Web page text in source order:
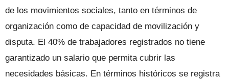
de los movimientos sociales, tanto en términos de
organización como de capacidad de movilización y
disputa. El 40% de trabajadores registrados no tiene
garantizado un salario que permita cubrir las
necesidades básicas. En términos históricos se registra